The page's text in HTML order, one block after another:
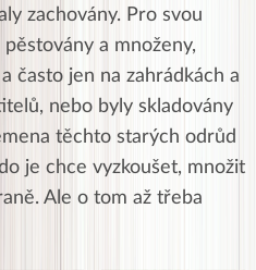
zachovány. Pro svou
a množeny,
často jen na zahrádkách a
nebo byly skladovány
těchto starých odrůd
je chce vyzkoušet, množit
Ale o tom až třeba